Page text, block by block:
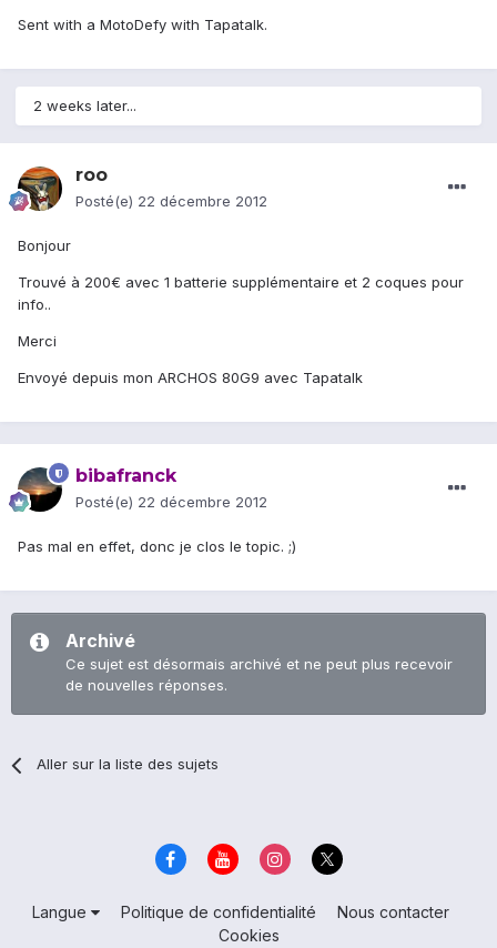
Sent with a MotoDefy with Tapatalk.
2 weeks later...
roo
Posté(e) 22 décembre 2012
Bonjour
Trouvé à 200€ avec 1 batterie supplémentaire et 2 coques pour
info..
Merci
Envoyé depuis mon ARCHOS 80G9 avec Tapatalk
bibafranck
Posté(e) 22 décembre 2012
Pas mal en effet, donc je clos le topic. ;)
Archivé
Ce sujet est désormais archivé et ne peut plus recevoir
de nouvelles réponses.
Aller sur la liste des sujets
Langue Politique de confidentialité
Nous contacter
Cookies